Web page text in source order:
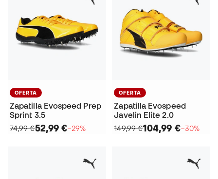
OFERTA
Zapatilla Evospeed Prep
Sprint 3.5
74,99 €52,99 €−29%
OFERTA
Zapatilla Evospeed
Javelin Elite 2.0
149,99 €104,99 €−30%